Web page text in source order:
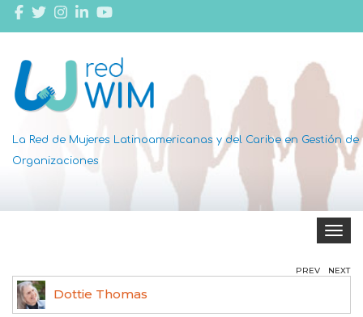
La Red de Mujeres Latinoamericanas y del Caribe en Gestión de
Organizaciones
Toggle
Dottie Thomas
PREV NEXT